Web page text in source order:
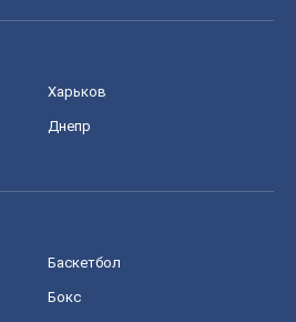
Харьков
Днепр
Баскетбол
Бокс